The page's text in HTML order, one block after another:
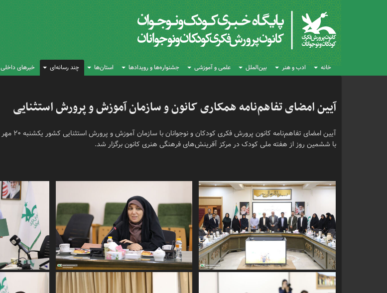
خانه ادب و هنر بین‌الملل علمی و آموزشی جشنواره‌ها و رویدادها استان‌ها چند رسانه‌ای خبرهای داخلی
آیین امضای تفاهم‌نامه همکاری کانون و سازمان آموزش و پرورش استثنایی
با ششمین روز از هفته ملی کودک در مرکز آفرینش‌های فرهنگی هنری کانون برگزار شد.